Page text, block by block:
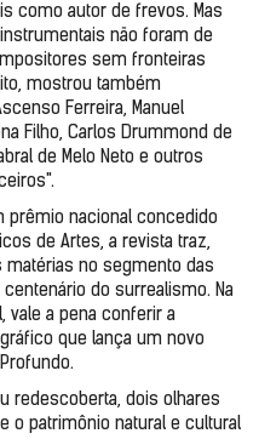
como autor de frevos. Mas
não foram de
sem fronteiras
mostrou também
Ferreira, Manuel
Filho, Carlos Drummond de
de Melo Neto e outros
prêmio nacional concedido
de Artes, a revista traz,
no segmento das
do surrealismo. Na
vale a pena conferir a
que lança um novo
redescoberta, dois olhares
o patrimônio natural e cultural